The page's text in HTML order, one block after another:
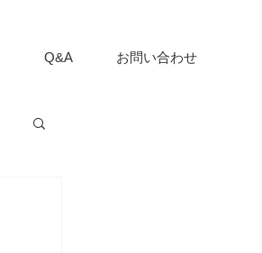
Q&A お問い合わせ